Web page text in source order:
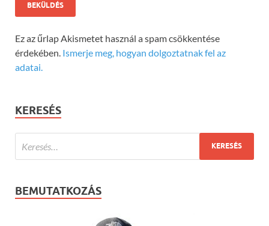
Ez az űrlap Akismetet használ a spam csökkentése
érdekében. Ismerje meg, hogyan dolgoztatnak fel az
adatai.
KERESÉS
BEMUTATKOZÁS